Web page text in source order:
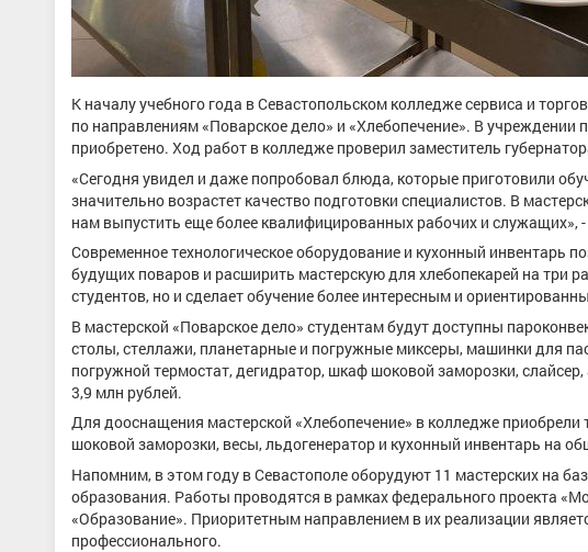
К началу учебного года в Севастопольском колледже сервиса и
по направлениям «Поварское дело» и «Хлебопечение». В
приобретено. Ход работ в колледже проверил заместитель
«Сегодня увидел и даже попробовал блюда, которые приготовили
значительно возрастет качество подготовки специалистов. В
нам выпустить еще более квалифицированных рабочих и служащих»,
Современное технологическое оборудование и кухонный инвентарь
будущих поваров и расширить мастерскую для хлебопекарей на три
студентов, но и сделает обучение более интересным и
В мастерской «Поварское дело» студентам будут доступны
столы, стеллажи, планетарные и погружные миксеры, машинки для
погружной термостат, дегидратор, шкаф шоковой заморозки,
3,9 млн рублей.
Для дооснащения мастерской «Хлебопечение» в колледже
шоковой заморозки, весы, льдогенератор и кухонный инвентарь на
Напомним, в этом году в Севастополе оборудуют 11 мастерских на
образования. Работы проводятся в рамках федерального проекта
«Образование». Приоритетным направлением в их реализации
профессионального.